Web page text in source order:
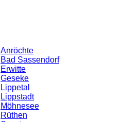
Anröchte
Bad Sassendorf
Erwitte
Geseke
Lippetal
Lippstadt
Möhnesee
Rüthen